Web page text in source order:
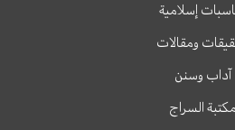
إسلامية
ومقالات
آداب وسنن
مكتبة السراج